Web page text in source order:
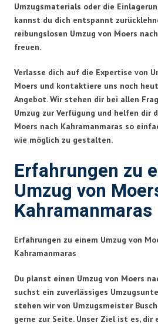
Umzugsmaterials oder die
kannst du dich entspannt
reibungslosen Umzug von Moers
freuen.
Verlasse dich auf die Expertise von
Moers und kontaktiere uns noch
Angebot. Wir stehen dir bei allen
Umzug zur Verfügung und helfen dir
Moers nach Kahramanmaras so
wie möglich zu gestalten.
Erfahrungen zu
Umzug von
Kahramanmaras
Erfahrungen zu einem Umzug von
Kahramanmaras
Du planst einen Umzug von Moers
suchst ein zuverlässiges
stehen wir von Umzugsmeister
gerne zur Seite. Unser Ziel ist es, dir